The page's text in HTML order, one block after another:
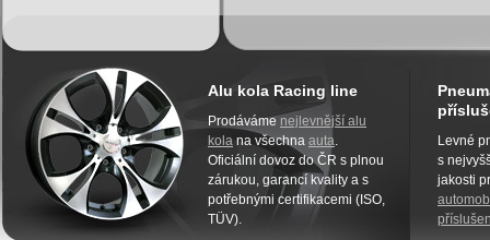
Alu kola Racing line
Prodáváme nejlevnější alu
kola na všechna auta.
Oficiální dovoz do ČR s plnou
zárukou, garancí kvality a s
potřebnými certifikacemi (ISO,
TÜV).
Levné
s
jakosti